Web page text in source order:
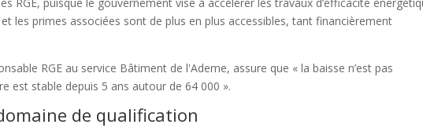
et les primes associées sont de plus en plus accessibles, tant financièrement
RGE au service Bâtiment de l'Ademe, assure que « la baisse n’est pas
est stable depuis 5 ans autour de 64 000 ».
de qualification